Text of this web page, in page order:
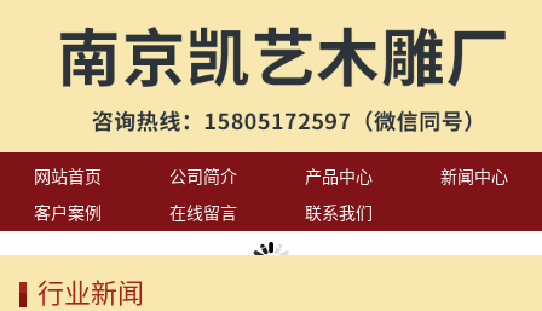
网站首页 公司简介 产品中心
新闻中心
客户案例
在线留言 联系我们
行业新闻